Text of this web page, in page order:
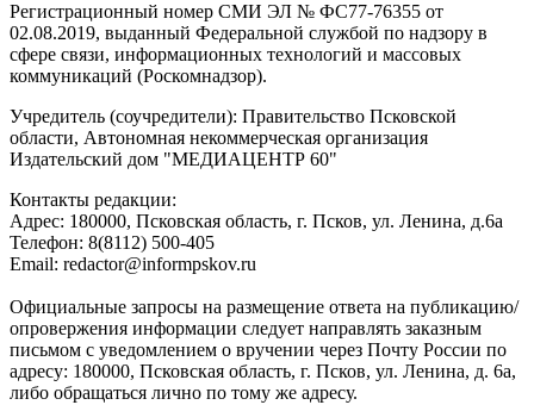
Регистрационный номер СМИ ЭЛ № ФС77-76355 от
02.08.2019, выданный Федеральной службой по надзору в
сфере связи, информационных технологий и массовых
коммуникаций (Роскомнадзор).
Учредитель (соучредители): Правительство Псковской
области, Автономная некоммерческая организация
Издательский дом "МЕДИАЦЕНТР 60"
Контакты редакции:
Адреc: 180000, Псковская область, г. Псков, ул. Ленина, д.6а
Телефон: 8(8112) 500-405
Email: redactor@informpskov.ru
Официальные запросы на размещение ответа на публикацию/
опровержения информации следует направлять заказным
письмом с уведомлением о вручении через Почту России по
адресу: 180000, Псковская область, г. Псков, ул. Ленина, д. 6а,
либо обращаться лично по тому же адресу.